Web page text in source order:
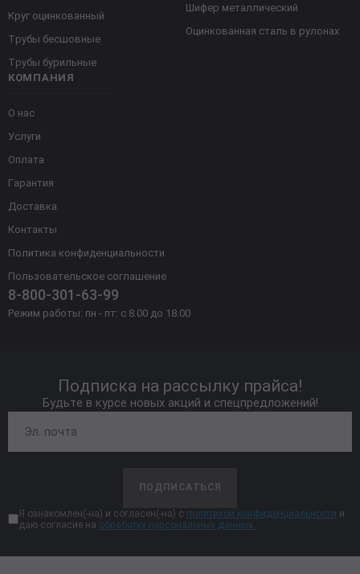
КОМПАНИЯ
О нас
Услуги
Оплата
Гарантия
Доставка
Контакты
Политика конфиденциальности
Пользовательское соглашение
8-800-301-63-99
Режим работы: пн - пт: с 8.00 до 18.00
Круг оцинкованный
Трубы бесшовные
Трубы бурильные
Шифер металлический
Оцинкованная сталь в рулонах
Подписка на рассылку прайса!
Будьте в курсе новых акций и спецпредложений!
ПОДПИСАТЬСЯ
Я ознакомлен(-на) и согласен(-на) с политикой конфиденциальности и
даю согласие на обработку персональных данных.